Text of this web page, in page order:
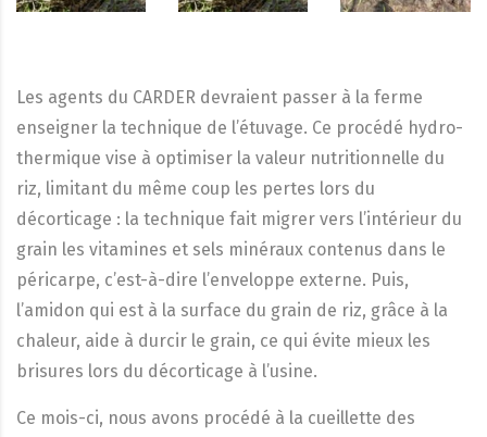
Les agents du CARDER devraient passer à la ferme
enseigner la technique de l’étuvage. Ce procédé hydro-
thermique vise à optimiser la valeur nutritionnelle du
riz, limitant du même coup les pertes lors du
décorticage : la technique fait migrer vers l’intérieur du
grain les vitamines et sels minéraux contenus dans le
péricarpe, c’est-à-dire l’enveloppe externe. Puis,
l’amidon qui est à la surface du grain de riz, grâce à la
chaleur, aide à durcir le grain, ce qui évite mieux les
brisures lors du décorticage à l’usine.
Ce mois-ci, nous avons procédé à la cueillette des